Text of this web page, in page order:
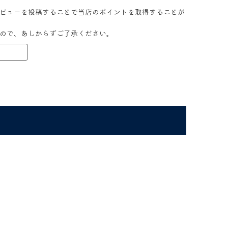
ーを投稿することで当店のポイントを取得することが
、あしからずご了承ください。